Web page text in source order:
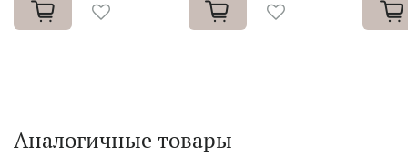
Аналогичные товары